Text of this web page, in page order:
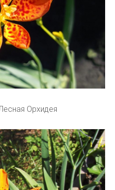
Орхидея